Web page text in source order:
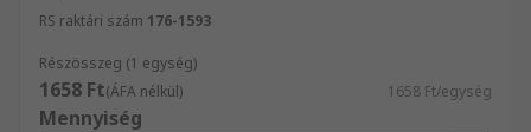
RS raktári szám 176-1593
Részösszeg (1 egység)
1658 Ft(ÁFA nélkül) 1658 Ft/egység
Mennyiség